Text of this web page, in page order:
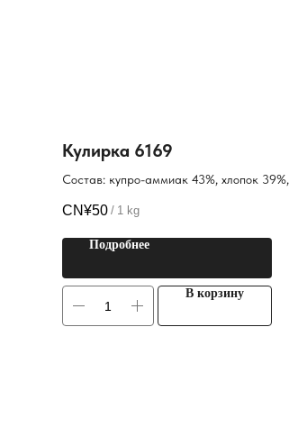
Кулирка 6169
Состав: купро-аммиак 43%, хлопок 39%,
CN¥50 / 1 kg
Подробнее
В корзину